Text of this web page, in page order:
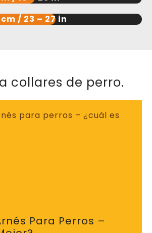
/ 23 – 27 in
collares de perro.
Para Perros –